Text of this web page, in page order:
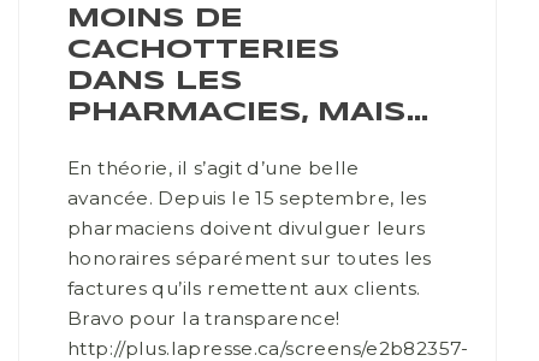
MOINS DE
CACHOTTERIES
DANS LES
PHARMACIES, MAIS…
En théorie, il s’agit d’une belle
avancée. Depuis le 15 septembre, les
pharmaciens doivent divulguer leurs
honoraires séparément sur toutes les
factures qu’ils remettent aux clients.
Bravo pour la transparence!
http://plus.lapresse.ca/screens/e2b82357-